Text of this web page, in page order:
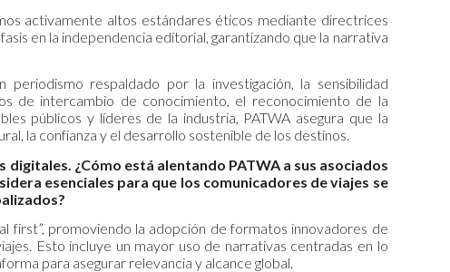
activamente altos estándares éticos mediante directrices
en la independencia editorial, garantizando que la narrativa
respaldado por la investigación, la sensibilidad
de intercambio de conocimiento, el reconocimiento de la
públicos y líderes de la industria, PATWA asegura que la
la confianza y el desarrollo sostenible de los destinos.
¿Cómo está alentando PATWA a sus asociados
esenciales para que los comunicadores de viajes se
first”, promoviendo la adopción de formatos innovadores de
Esto incluye un mayor uso de narrativas centradas en lo
para asegurar relevancia y alcance global.